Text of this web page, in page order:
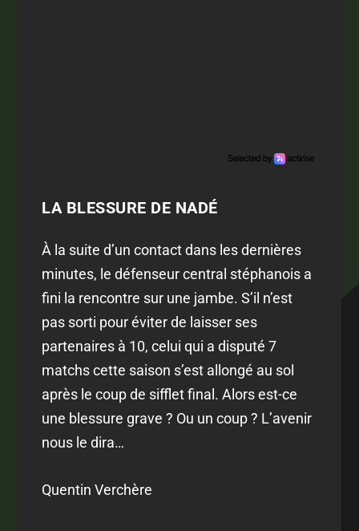
LA BLESSURE DE NADÉ
À la suite d’un contact dans les dernières
minutes, le défenseur central stéphanois a
fini la rencontre sur une jambe. S’il n’est
pas sorti pour éviter de laisser ses
partenaires à 10, celui qui a disputé 7
matchs cette saison s’est allongé au sol
après le coup de sifflet final. Alors est-ce
une blessure grave ? Ou un coup ? L’avenir
nous le dira…
Quentin Verchère